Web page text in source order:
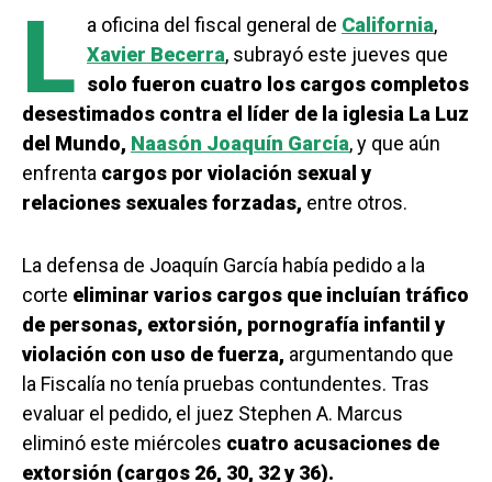
L a oficina del fiscal general de California,
Xavier Becerra, subrayó este jueves que
solo fueron cuatro los cargos completos
desestimados contra el líder de la iglesia La Luz
del Mundo, Naasón Joaquín García, y que aún
enfrenta cargos por violación sexual y
relaciones sexuales forzadas, entre otros.
La defensa de Joaquín García había pedido a la
corte eliminar varios cargos que incluían tráfico
de personas, extorsión, pornografía infantil y
violación con uso de fuerza, argumentando que
la Fiscalía no tenía pruebas contundentes. Tras
evaluar el pedido, el juez Stephen A. Marcus
eliminó este miércoles cuatro acusaciones de
extorsión (cargos 26, 30, 32 y 36).